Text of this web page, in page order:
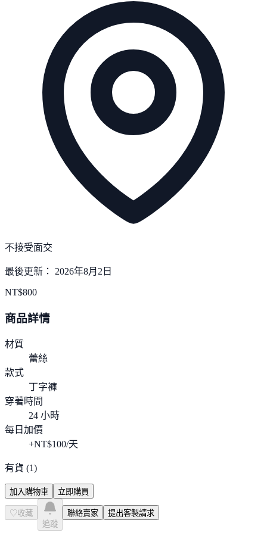
不接受面交
最後更新： 2026年8月2日
NT$800
商品詳情
材質
蕾絲
款式
丁字褲
穿著時間
24 小時
每日加價
+NT$100/天
有貨 (1)
加入購物車 立即購買
♡收藏
追蹤
聯絡賣家 提出客製請求